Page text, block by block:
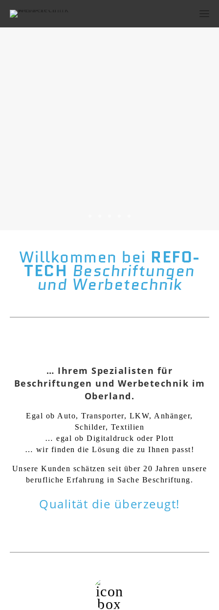
Willkommen bei REFO-
TECH Beschriftungen
und Werbetechnik
… Ihrem Spezialisten für
Beschriftungen und Werbetechnik im
Oberland.
Egal ob Auto, Transporter, LKW, Anhänger,
Schilder, Textilien
… egal ob Digitaldruck oder Plott
… wir finden die Lösung die zu Ihnen passt!
Unsere Kunden schätzen seit über 20 Jahren unsere
berufliche Erfahrung in Sache Beschriftung.
Qualität die überzeugt!